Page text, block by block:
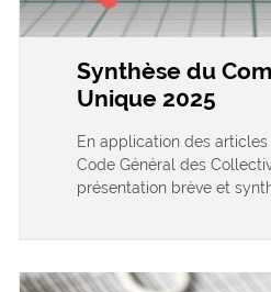
Synthèse du
Unique 2025
En application des articles
Code Général des
présentation brève et